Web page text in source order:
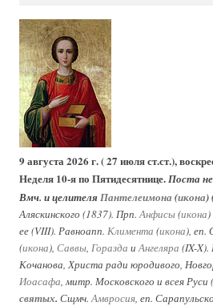
9 августа 2026 г. ( 27 июля ст.ст.),
Неделя 10-я по Пятидесятнице.Поста
Вмч. и целителяПантелеимона (икона)
Аляскинского (1837). Прп.Анфисы(икона
ее (VIII). Равноапп. Климента (икона), еп.
(икона), Саввы, Горазда иАнгеляра (IX-
Кочанова, Христа ради юродивого,
Иоасафа, митр. Московского и всея Руси
святых. Сщмч.Амвросия, еп.